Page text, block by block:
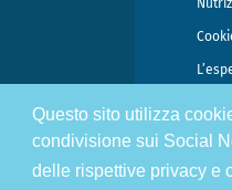
Questo sito utilizza
condivisione sui Social
delle rispettive privacy e
@2026